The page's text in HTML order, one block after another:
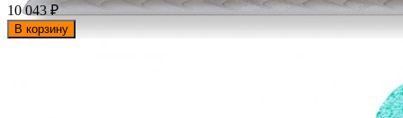
10 043₽
В корзину